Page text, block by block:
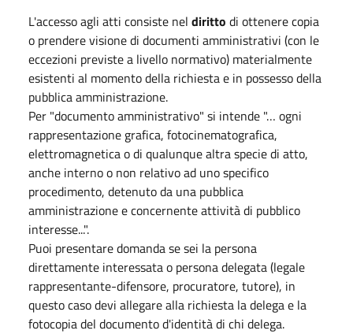
L'accesso agli atti consiste nel diritto di ottenere copia
o prendere visione di documenti amministrativi (con le
eccezioni previste a livello normativo) materialmente
esistenti al momento della richiesta e in possesso della
pubblica amministrazione.
Per "documento amministrativo" si intende "… ogni
rappresentazione grafica, fotocinematografica,
elettromagnetica o di qualunque altra specie di atto,
anche interno o non relativo ad uno specifico
procedimento, detenuto da una pubblica
amministrazione e concernente attività di pubblico
interesse...".
Puoi presentare domanda se sei la persona
direttamente interessata o persona delegata (legale
rappresentante-difensore, procuratore, tutore), in
questo caso devi allegare alla richiesta la delega e la
fotocopia del documento d'identità di chi delega.